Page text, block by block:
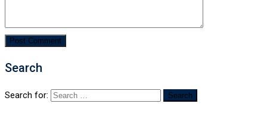
Search
Search for: